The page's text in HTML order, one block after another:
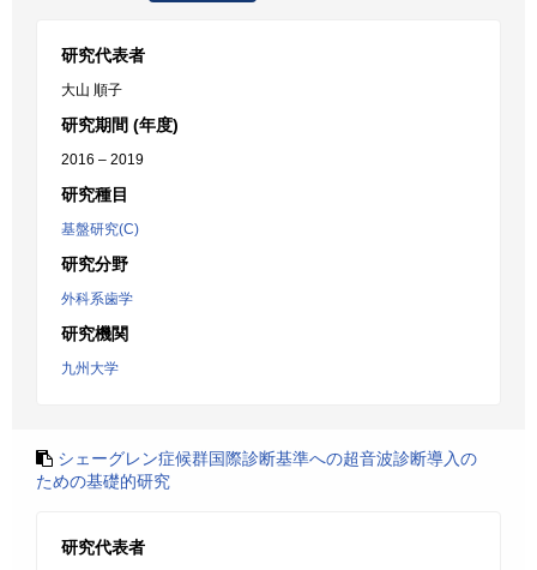
研究代表者
大山 順子
研究期間 (年度)
2016 – 2019
研究種目
基盤研究(C)
研究分野
外科系歯学
研究機関
九州大学
シェーグレン症候群国際診断基準への超音波診断導入の
ための基礎的研究
研究代表者